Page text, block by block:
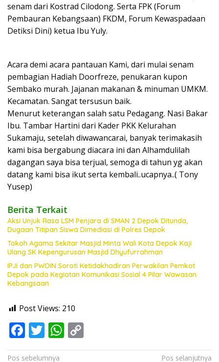
senam dari Kostrad Cilodong. Serta FPK (Forum
Pembauran Kebangsaan) FKDM, Forum Kewaspadaan
Detiksi Dini) ketua Ibu Yuly.
Acara demi acara pantauan Kami, dari mulai senam
pembagian Hadiah Doorfreze, penukaran kupon
Sembako murah. Jajanan makanan & minuman UMKM.
Kecamatan. Sangat tersusun baik.
Menurut keterangan salah satu Pedagang. Nasi Bakar
Ibu. Tambar Hartini dari Kader PKK Kelurahan
Sukamaju, setelah diwawancarai, banyak terimakasih
kami bisa bergabung diacara ini dan Alhamdulilah
dagangan saya bisa terjual, semoga di tahun yg akan
datang kami bisa ikut serta kembali..ucapnya..( Tony
Yusep)
Berita Terkait
Aksi Unjuk Rasa LSM Penjara di SMAN 2 Depok Ditunda,
Dugaan Titipan Siswa Dimediasi di Polres Depok
Tokoh Agama Sekitar Masjid Minta Wali Kota Depok Kaji
Ulang SK Kepengurusan Masjid Dhyufurrahman
IPJI dan PWOIN Soroti Ketidakhadiran Perwakilan Pemkot
Depok pada Kegiatan Komunikasi Sosial 4 Pilar Wawasan
Kebangsaan
Post Views: 210
F
ac
T
w
W
h o
Navigasi
Pos sebelumnya Pos selanjutnya